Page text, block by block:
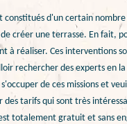
constitués d'un certain
créer une terrasse. En fait,
à réaliser. Ces interventions
rechercher des experts en
de ces missions et
des tarifs qui sont très
totalement gratuit et sans